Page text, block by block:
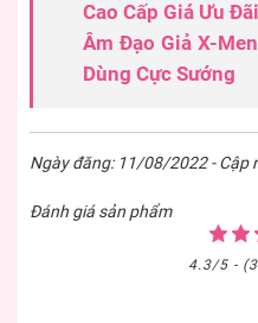
Cao Cấp Giá Ưu Đãi
Âm Đạo Giả X-
Dùng Cực Sướng
Ngày đăng: 11/08/2022 - Cập
Đánh giá sản phẩm
4.3/5 -